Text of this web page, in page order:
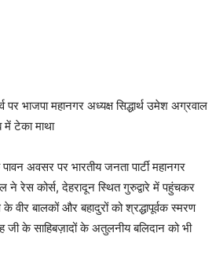
पर भाजपा महानगर अध्यक्ष सिद्धार्थ उमेश अग्रवाल
में टेका माथा
अवसर पर भारतीय जनता पार्टी महानगर
ने रेस कोर्स, देहरादून स्थित गुरुद्वारे में पहुंचकर
वीर बालकों और बहादुरों को श्रद्धापूर्वक स्मरण
जी के साहिबज़ादों के अतुलनीय बलिदान को भी